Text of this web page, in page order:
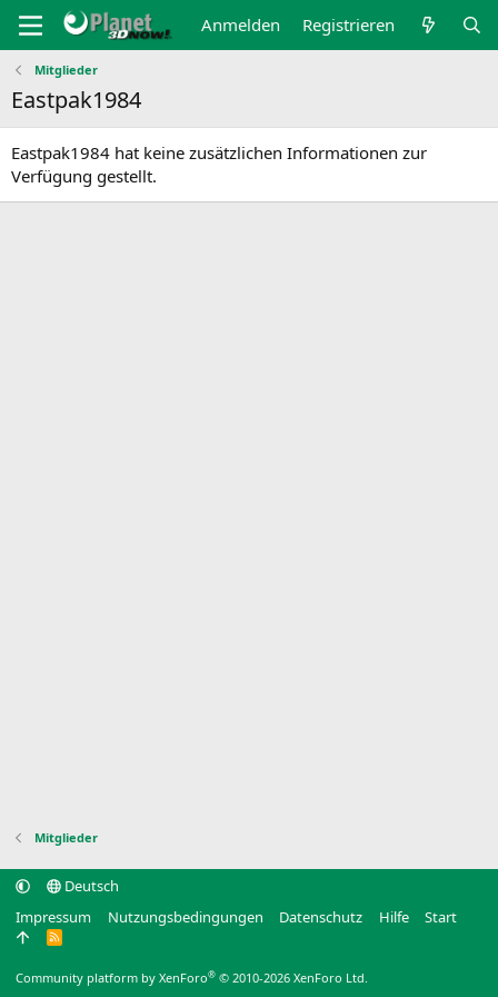
Anmelden Registrieren
Mitglieder
Eastpak1984
Eastpak1984 hat keine zusätzlichen Informationen zur
Verfügung gestellt.
Mitglieder
Deutsch
Impressum
Nutzungsbedingungen Datenschutz Hilfe Start
R
Community platform by XenForo® © 2010-2026 XenForo Ltd.